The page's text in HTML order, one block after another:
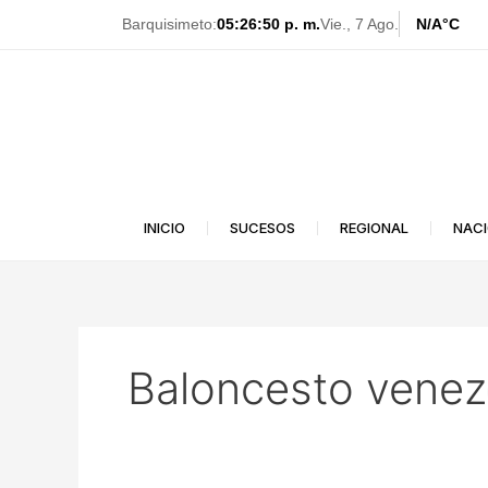
Barquisimeto:05:26:53 p. m.Vie., 7 Ago. N/A°C
INICIO SUCESOS REGIONAL
Baloncesto